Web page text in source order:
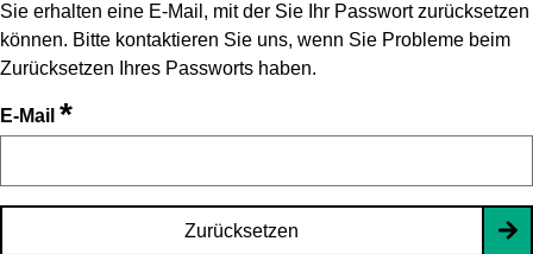
Sie erhalten eine E-Mail, mit der Sie Ihr Passwort zurücksetzen
können. Bitte kontaktieren Sie uns, wenn Sie Probleme beim
Zurücksetzen Ihres Passworts haben.
E-Mail *
Zurücksetzen